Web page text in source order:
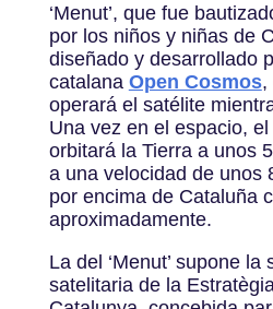
‘Menut’, que fue
por los niños y niñas de
diseñado y desarrollado
catalana Open Cosmos,
operará el satélite
Una vez en el espacio,
orbitará la Tierra a unos
a una velocidad de unos
por encima de Cataluña
aproximadamente.
La del ‘Menut’ supone la
satelitaria de la